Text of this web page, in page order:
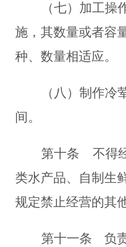
（七）加工操
施，其数量或者容
种、数量相适应。
（八）制作
间。
第十条 不得
类水产品、自制生
规定禁止经营的其
第十一条
负